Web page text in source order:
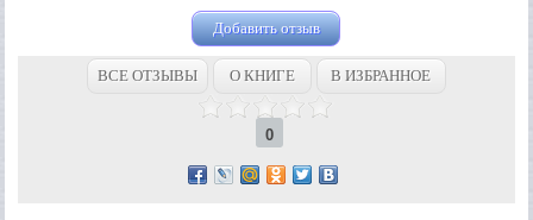
Добавить отзыв
ВСЕ ОТЗЫВЫ О КНИГЕ В ИЗБРАННОЕ
0